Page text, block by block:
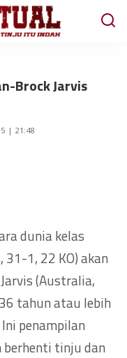
Brock Jarvis
| 21:48
dunia kelas
1, 22 KO) akan
(Australia,
tahun atau lebih
penampilan
tinju dan